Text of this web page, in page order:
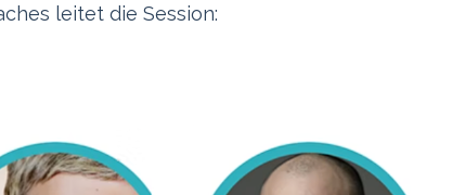
leitet die Session: